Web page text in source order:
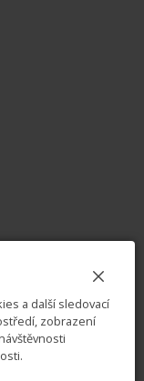
Vyjádření k existenci
Nastavení cookies
a další sledovací
zobrazení